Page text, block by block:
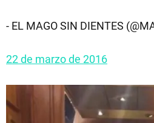
- EL MAGO SIN DIENTES
22 de marzo de 2016